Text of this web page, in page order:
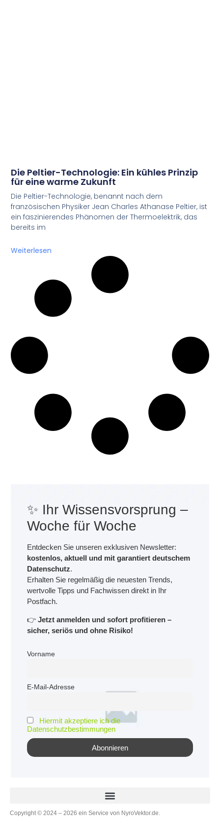
Die Peltier-Technologie: Ein kühles Prinzip
für eine warme Zukunft
Die Peltier-Technologie, benannt nach dem
französischen Physiker Jean Charles Athanase Peltier, ist
ein faszinierendes Phänomen der Thermoelektrik, das
bereits im
Weiterlesen
✨ Ihr Wissensvorsprung –
Woche für Woche
Entdecken Sie unseren exklusiven Newsletter:
kostenlos, aktuell und mit garantiert deutschem
Datenschutz.
Erhalten Sie regelmäßig die neuesten Trends,
wertvolle Tipps und Fachwissen direkt in Ihr
Postfach.
👉 Jetzt anmelden und sofort profitieren –
sicher, seriös und ohne Risiko!
Vorname
E-Mail-Adresse
Hiermit akzeptiere ich die
Datenschutzbestimmungen
Copyright © 2024 – 2026 ein Service von NyroVektor.de.